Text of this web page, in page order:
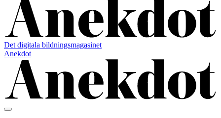
Det digitala bildningsmagasinet
Anekdot